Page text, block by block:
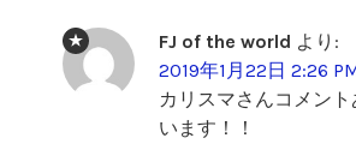
FJ of the world より:
2019年1月22日 2:26
カリスマさんコメン
います！！